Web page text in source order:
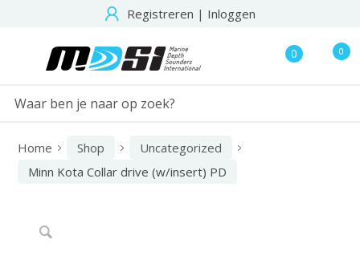
Registreren | Inloggen
0 0
Home Shop
Uncategorized
Minn Kota Collar drive (w/insert) PD